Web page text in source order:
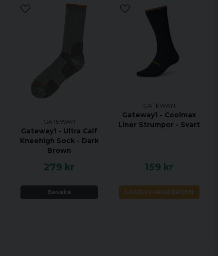
GATEWAY1
Gateway1 - Ultra Calf
Kneehigh Sock - Dark
Brown
279 kr
Bevaka
GATEWAY1
Gateway1 - Coolmax
Liner Strumpor - Svart
159 kr
LÄGG I VARUKORGEN